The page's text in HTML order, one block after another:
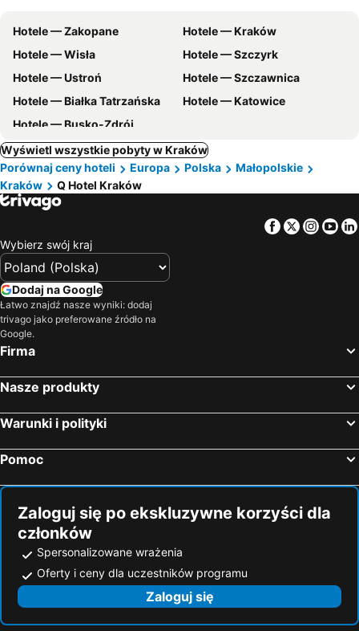
Hotele — Zakopane
Hotele — Kraków
Hotele — Wisła
Hotele — Szczyrk
Hotele — Ustroń
Hotele — Szczawnica
Hotele — Białka Tatrzańska
Hotele — Katowice
Hotele — Busko-Zdrój
Wyświetl wszystkie pobyty w Kraków
Porównaj ceny hoteli
Europa Polska
Małopolskie
Kraków
Q Hotel Kraków
Facebook
Twitter
Wybierz swój kraj
Dodaj na Google
Łatwo znajdź nasze wyniki: dodaj
trivago jako preferowane źródło na
Google.
Firma
Nasze produkty
Warunki i polityki
Pomoc
Zaloguj się po ekskluzywne korzyści dla
członków
Spersonalizowane wrażenia
Oferty i ceny dla uczestników programu
Zaloguj się